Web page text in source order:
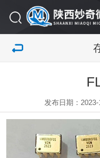
发布日期：2023-